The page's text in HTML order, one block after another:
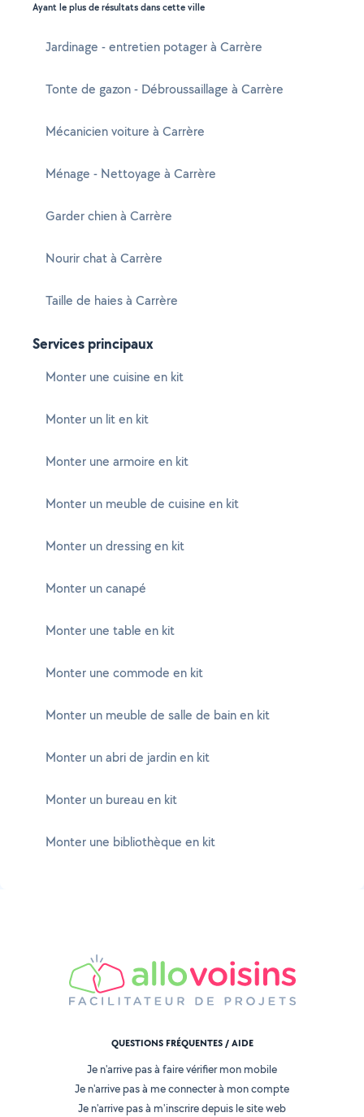
Ayant le plus de résultats dans cette ville
Jardinage - entretien potager à Carrère
Tonte de gazon - Débroussaillage à Carrère
Mécanicien voiture à Carrère
Ménage - Nettoyage à Carrère
Garder chien à Carrère
Nourir chat à Carrère
Taille de haies à Carrère
Services principaux
Monter une cuisine en kit
Monter un lit en kit
Monter une armoire en kit
Monter un meuble de cuisine en kit
Monter un dressing en kit
Monter un canapé
Monter une table en kit
Monter une commode en kit
Monter un meuble de salle de bain en kit
Monter un abri de jardin en kit
Monter un bureau en kit
Monter une bibliothèque en kit
QUESTIONS FRÉQUENTES / AIDE
Je n'arrive pas à faire vérifier mon mobile
Je n'arrive pas à me connecter à mon compte
Je n'arrive pas à m'inscrire depuis le site web